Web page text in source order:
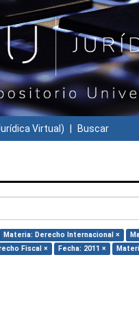
Virtual) Buscar
Materia: Derecho Internacional ×
Fiscal × Fecha: 2011 ×